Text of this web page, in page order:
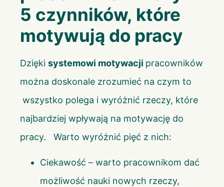
5 czynników, które
motywują do pracy
Dzięki systemowi motywacji pracowników
można doskonale zrozumieć na czym to
wszystko polega i wyróżnić rzeczy, które
najbardziej wpływają na motywację do
pracy. Warto wyróżnić pięć z nich:
Ciekawość – warto pracownikom dać
możliwość nauki nowych rzeczy,